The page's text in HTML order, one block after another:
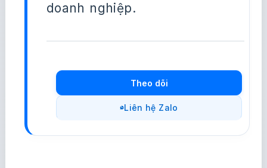
doanh nghiệp.
Theo dõi
Liên hệ Zalo